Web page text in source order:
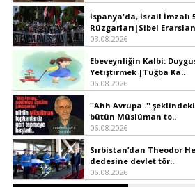
İspanya'da, İsrail İmzalı
Rüzgarları|Sibel
03.08.2026
Ebeveynliğin Kalbi:
Yetiştirmek |Tuğba Ka..
06.08.2026
''Ahh Avrupa..''
bütün Müslüman to..
06.08.2026
Sırbistan’dan Theodor
dedesine devlet tör..
06.08.2026